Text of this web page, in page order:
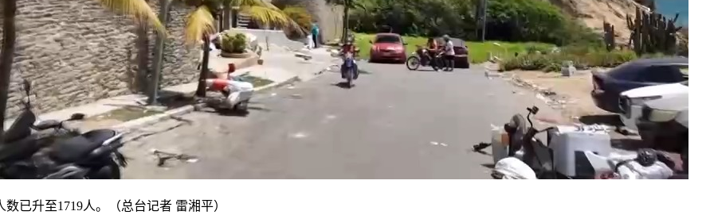
升至1719人。（总台记者 雷湘平）